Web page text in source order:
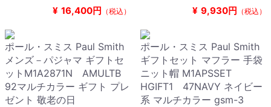
¥ 16,400円 （税込） ¥ 9,930円 （税込）
ポール・スミス Paul Smith
メンズ－パジャマ ギフトセ
ットM1A2871N AMULTB
92マルチカラー ギフト プレ
ゼント 敬老の日
ポール・スミス Paul Smith
ギフトセット マフラー 手袋
ニット帽 M1APSSET
HGIFT1 47NAVY ネイビー
系 マルチカラー gsm-3